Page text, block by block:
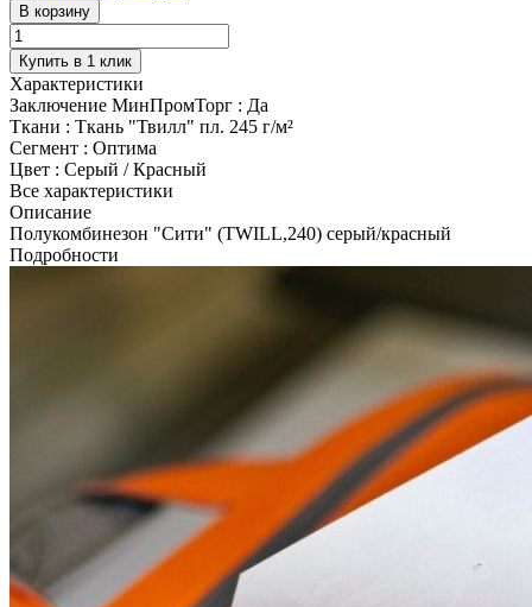
В корзину
Купить в 1 клик
Характеристики
Заключение МинПромТорг : Да
Ткани : Ткань "Твилл" пл. 245 г/м²
Сегмент : Оптима
Цвет : Серый / Красный
Все характеристики
Описание
Полукомбинезон "Сити" (TWILL,240) серый/красный
Подробности